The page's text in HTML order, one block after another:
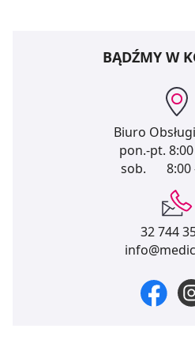
BĄDŹMY W
Biuro
pon.-pt.
sob.
8:00
32 744